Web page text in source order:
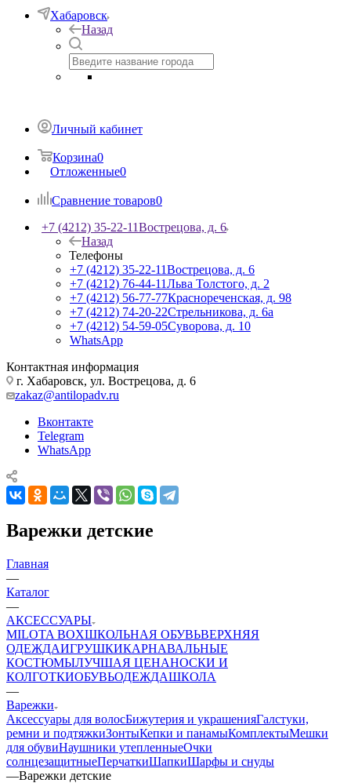
Хабаровск
Назад
Личный кабинет
Корзина0
Отложенные0
Сравнение товаров0
+7 (4212) 35-22-11Вострецова, д. 6
Назад
Телефоны
+7 (4212) 35-22-11Вострецова, д. 6
+7 (4212) 76-44-11Льва Толстого, д. 2
+7 (4212) 56-77-77Краснореченская, д. 98
+7 (4212) 74-20-22Стрельникова, д. 6а
+7 (4212) 54-59-05Суворова, д. 10
WhatsApp
Контактная информация
г. Хабаровск, ул. Вострецова, д. 6
zakaz@antilopadv.ru
Вконтакте
Telegram
WhatsApp
Варежки детские
Главная
—
Каталог
—
АКСЕССУАРЫ
MILOTA BOXШКОЛЬНАЯ ОБУВЬВЕРХНЯЯ
ОДЕЖДАИГРУШКИКАРНАВАЛЬНЫЕ
КОСТЮМЫЛУЧШАЯ ЦЕНАНОСКИ И
КОЛГОТКИОБУВЬОДЕЖДАШКОЛА
—
Варежки
Аксессуары для волосБижутерия и украшенияГалстуки,
ремни и подтяжкиЗонтыКепки и панамыКомплектыМешки
для обувиНаушники утепленныеОчки
солнцезащитныеПерчаткиШапкиШарфы и снуды
—Варежки детские